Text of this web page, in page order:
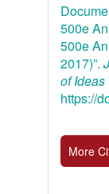
500e
500e
2017)”.
of Ideas
https://
More